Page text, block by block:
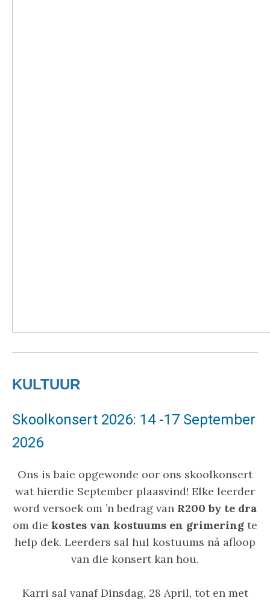
KULTUUR
Skoolkonsert 2026: 14 -17 September
2026
Ons is baie opgewonde oor ons skoolkonsert
wat hierdie September plaasvind! Elke leerder
word versoek om ’n bedrag van R200 by te dra
om die kostes van kostuums en grimering te
help dek. Leerders sal hul kostuums ná afloop
van die konsert kan hou.
Karri sal vanaf Dinsdag, 28 April, tot en met